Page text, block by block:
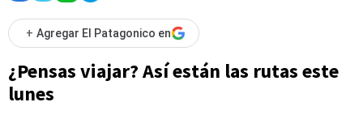
+ Agregar El Patagonico en
¿Pensas viajar? Así están las rutas este
lunes